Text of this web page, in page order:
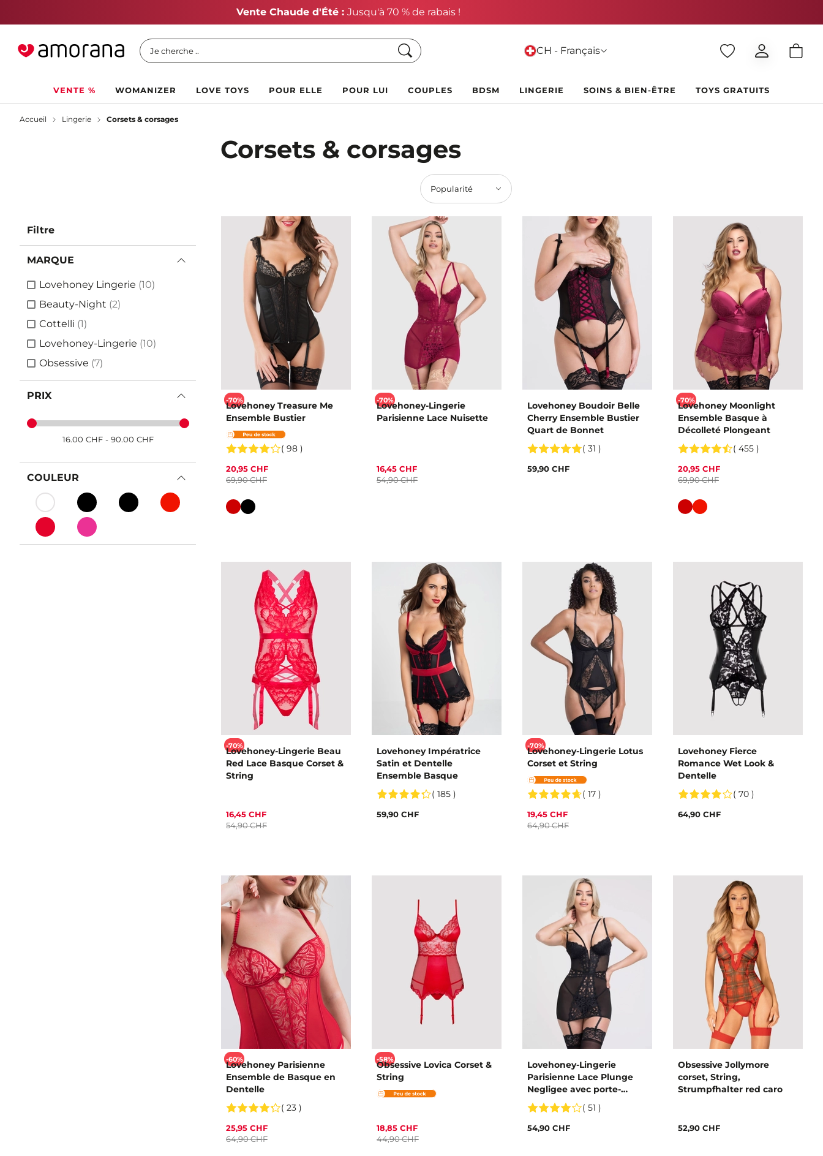
Vente Chaude d'Été :Jusqu'à 70 % de rabais !
Je cherche .. Chercher CH - Français
VENTE % WOMANIZER LOVE TOYS POUR ELLE POUR LUI COUPLES BDSM LINGERIE SOINS & BIEN-ÊTRE TOYS GRATUITS
Accueil Lingerie Corsets & corsages
Corsets & corsages
Filtre
MARQUE
Lovehoney Lingerie (10)
Beauty-Night (2)
Cottelli (1)
Lovehoney-Lingerie (10)
Obsessive (7)
PRIX
16.00 CHF - 90.00 CHF
COULEUR
Popularité
-70%
Lovehoney Treasure Me
Ensemble Bustier
( 98 )
20,95 CHF
69,90 CHF
Couleur
-70%
Lovehoney-Lingerie
Parisienne Lace Nuisette
16,45 CHF
54,90 CHF
Lovehoney Boudoir Belle
Cherry Ensemble Bustier
Quart de Bonnet
( 31 )
59,90 CHF
-70%
Lovehoney Moonlight
Ensemble Basque à
Décolleté Plongeant
( 455 )
20,95 CHF
69,90 CHF
Couleur
-70%
Lovehoney-Lingerie Beau
Red Lace Basque Corset &
String
16,45 CHF
54,90 CHF
Lovehoney Impératrice
Satin et Dentelle
Ensemble Basque
( 185 )
59,90 CHF
-70%
Lovehoney-Lingerie Lotus
Corset et String
( 17 )
19,45 CHF
64,90 CHF
Lovehoney Fierce
Romance Wet Look &
Dentelle
( 70 )
64,90 CHF
-60%
Lovehoney Parisienne
Ensemble de Basque en
Dentelle
( 23 )
25,95 CHF
64,90 CHF
-58%
Obsessive Lovica Corset &
String
18,85 CHF
44,90 CHF
Lovehoney-Lingerie
Parisienne Lace Plunge
Negligee avec porte-
jarretelles
( 51 )
54,90 CHF
Obsessive Jollymore
corset, String,
Strumpfhalter red caro
52,90 CHF